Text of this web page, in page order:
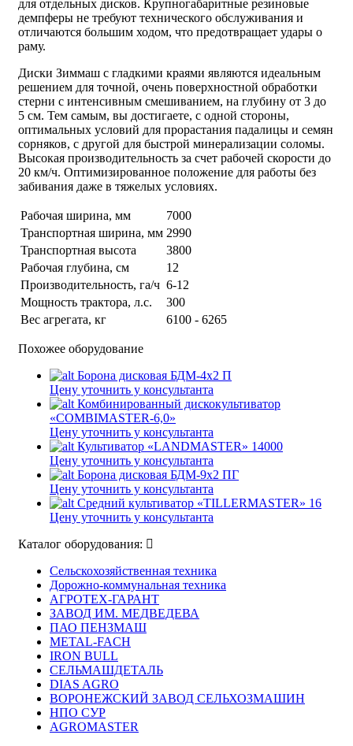
для отдельных дисков. Крупногабаритные резиновые
демпферы не требуют технического обслуживания и
отличаются большим ходом, что предотвращает удары о
раму.
Диски Зиммаш с гладкими краями являются идеальным
решением для точной, очень поверхностной обработки
стерни с интенсивным смешиванием, на глубину от 3 до
5 см. Тем самым, вы достигаете, с одной стороны,
оптимальных условий для прорастания падалицы и семян
сорняков, с другой для быстрой минерализации соломы.
Высокая производительность за счет рабочей скорости до
20 км/ч. Оптимизированное положение для работы без
забивания даже в тяжелых условиях.
Рабочая ширина, мм
7000
Транспортная ширина, мм 2990
Транспортная высота
3800
Рабочая глубина, см
12
Производительность, га/ч 6-12
Мощность трактора, л.с.
300
Вес агрегата, кг
6100 - 6265
Похожее оборудование
Борона дисковая БДМ-4х2 П
Цену уточнить у консультанта
Комбинированный дискокультиватор
«COMBIMASTER-6,0»
Цену уточнить у консультанта
Культиватор «LANDMASTER» 14000
Цену уточнить у консультанта
Борона дисковая БДМ-9х2 ПГ
Цену уточнить у консультанта
Средний культиватор «TILLERMASTER» 16
Цену уточнить у консультанта
Каталог оборудования:
Сельскохозяйственная техника
Дорожно-коммунальная техника
АГРОТЕХ-ГАРАНТ
ЗАВОД ИМ. МЕДВЕДЕВА
ПАО ПЕНЗМАШ
METAL-FACH
IRON BULL
СЕЛЬМАШДЕТАЛЬ
DIAS AGRO
ВОРОНЕЖСКИЙ ЗАВОД СЕЛЬХОЗМАШИН
НПО СУР
AGROMASTER